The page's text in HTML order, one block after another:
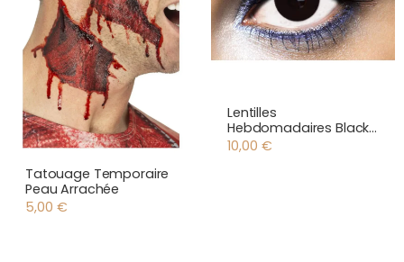
Tatouage Temporaire
Peau Arrachée
5,00 €
Lentilles
Hebdomadaires Black
Out
10,00 €